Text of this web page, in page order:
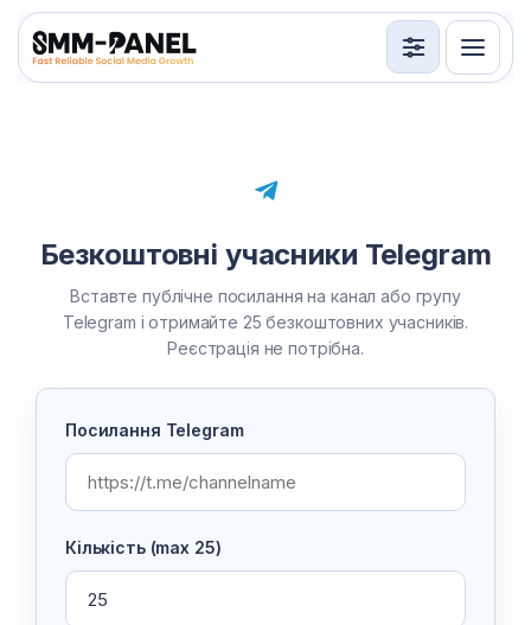
Вхід Реєстрація
Безкоштовні учасники Telegram
Вставте публічне посилання на канал або групу
Telegram і отримайте 25 безкоштовних учасників.
Реєстрація не потрібна.
Посилання Telegram
Кількість (max 25)